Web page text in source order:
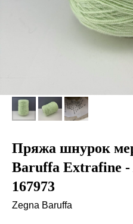
Пряжа шнурок
Baruffa Extrafine -
167973
Zegna Baruffa